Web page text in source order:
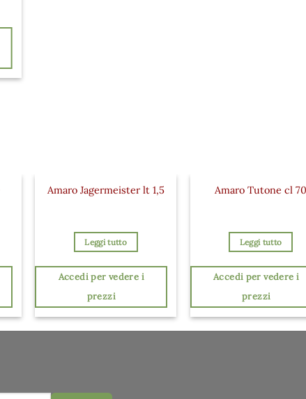
Amaro Jagermeister lt 1,5
Leggi tutto
Accedi per vedere i
prezzi
Amaro Tutone cl 70
Leggi tutto
Accedi per vedere i
prezzi